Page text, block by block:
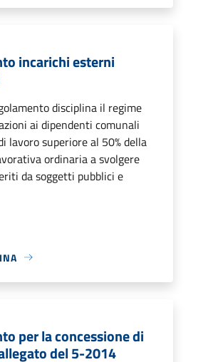
incarichi esterni
disciplina il regime
ai dipendenti comunali
lavoro superiore al 50% della
ordinaria a svolgere
da soggetti pubblici e
per la concessione di
del 5-2014